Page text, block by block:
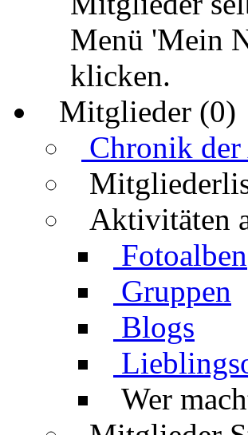
Menü 'Mein
klicken.
Mitglieder (0)
Chronik
Aktivitäten
Fotoalben
Gruppen
Blogs
Wer